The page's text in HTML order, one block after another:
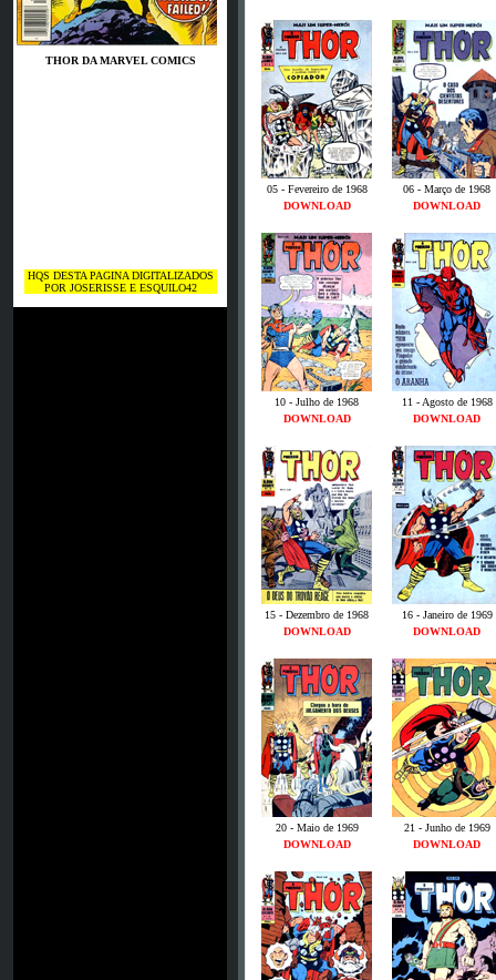
THOR DA MARVEL COMICS
HQS DESTA PAGINA DIGITALIZADOS
POR JOSERISSE E ESQUILO42
05 - Fevereiro de 1968
06 - Março de 1968
DOWNLOAD
DOWNLOAD
10 - Julho de 1968
11 - Agosto de 1968
DOWNLOAD
DOWNLOAD
15 - Dezembro de 1968
16 - Janeiro de 1969
DOWNLOAD
DOWNLOAD
20 - Maio de 1969
21 - Junho de 1969
DOWNLOAD
DOWNLOAD